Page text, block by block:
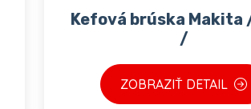
Kefová brúska Makita
/
ZOBRAZIŤ DETAIL